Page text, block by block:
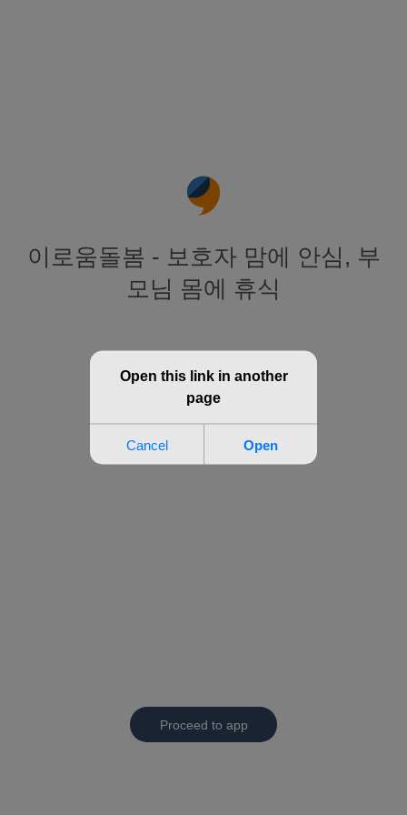
이로움돌봄 - 보호자 맘에 안심, 부
모님 몸에 휴식
Proceed to app